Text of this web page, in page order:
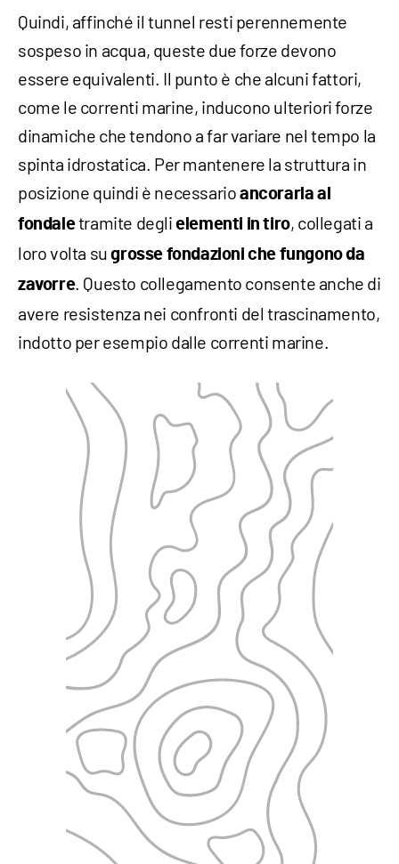
Quindi, affinché il tunnel resti perennemente
sospeso in acqua, queste due forze devono
essere equivalenti. Il punto è che alcuni fattori,
come le correnti marine, inducono ulteriori forze
dinamiche che tendono a far variare nel tempo la
spinta idrostatica. Per mantenere la struttura in
posizione quindi è necessarioancorarla al
fondaletramite deglielementi in tiro, collegati a
loro volta sugrosse fondazioni che fungono da
zavorre. Questo collegamento consente anche di
avere resistenza nei confronti del trascinamento,
indotto per esempio dalle correnti marine.